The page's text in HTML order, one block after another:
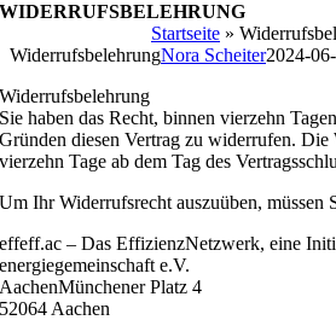
WIDERRUFSBELEHRUNG
Startseite »
WiderrufsbelehrungNora Scheiter2024-
Widerrufsbelehrung
Sie haben das Recht, binnen vierzehn
Gründen diesen Vertrag zu widerrufen. Die
vierzehn Tage ab dem Tag des
Um Ihr Widerrufsrecht auszuüben, müssen
effeff.ac – Das EffizienzNetzwerk, eine
energiegemeinschaft e.V.
AachenMünchener Platz 4
52064 Aachen